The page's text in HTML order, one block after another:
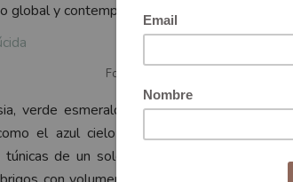
global y contemporáneo sin perder su esencia:
Fotos Cámara Lúcida
verde esmeralda y azul zafiro se
el azul cielo y el lila, además con
de un solo hombro y pantalones,